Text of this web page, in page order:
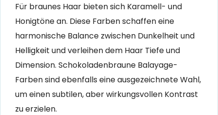
Für braunes Haar bieten sich Karamell- und
Honigtöne an. Diese Farben schaffen eine
harmonische Balance zwischen Dunkelheit und
Helligkeit und verleihen dem Haar Tiefe und
Dimension. Schokoladenbraune Balayage-
Farben sind ebenfalls eine ausgezeichnete Wahl,
um einen subtilen, aber wirkungsvollen Kontrast
zu erzielen.